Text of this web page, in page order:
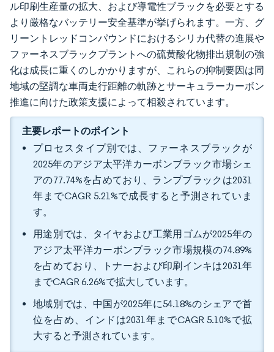
ル印刷生産量の拡大、および導電性ブラックを必要とする
より厳格なバッテリー安全基準が挙げられます。一方、グ
リーントレッドコンパウンドにおけるシリカ代替の進展や
ファーネスブラックプラントへの硫黄酸化物排出規制の強
化は成長に重くのしかかりますが、これらの抑制要因は同
地域の堅調な車両走行距離の軌跡とサーキュラーカーボン
推進に向けた政策支援によって相殺されています。
主要レポートのポイント
プロセスタイプ別では、ファーネスブラックが
2025年のアジア太平洋カーボンブラック市場シェ
アの77.74%を占めており、ランプブラックは2031
年までCAGR 5.21%で成長すると予測されていま
す。
用途別では、タイヤおよび工業用ゴムが2025年の
アジア太平洋カーボンブラック市場規模の74.89%
を占めており、トナーおよび印刷インキは2031年
までCAGR 6.26%で拡大しています。
地域別では、中国が2025年に54.18%のシェアで首
位を占め、インドは2031年までCAGR 5.10%で拡
大すると予測されています。